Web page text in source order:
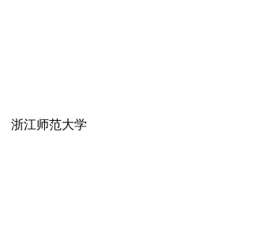
浙江师范大学